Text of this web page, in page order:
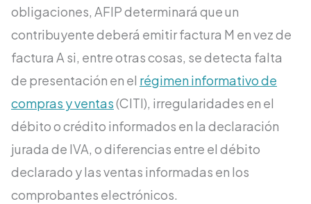
obligaciones, AFIP determinará que un
contribuyente deberá emitir factura M en vez de
factura A si, entre otras cosas, se detecta falta
de presentación en el régimen informativo de
compras y ventas(CITI), irregularidades en el
débito o crédito informados en la declaración
jurada de IVA, o diferencias entre el débito
declarado y las ventas informadas en los
comprobantes electrónicos.